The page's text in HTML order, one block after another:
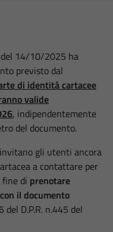
del 14/10/2025 ha
previsto dal
di identità cartacee
valide
, indipendentemente
del documento.
gli utenti ancora
a contattare per
di prenotare
il documento
del D.P.R. n.445 del